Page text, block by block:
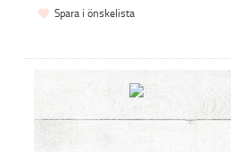
Spara i önskelista